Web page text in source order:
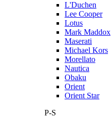
L'Duchen
Lee Cooper
Lotus
Mark Maddox
Maserati
Michael Kors
Morellato
Nautica
Obaku
Orient
Orient Star
P-S